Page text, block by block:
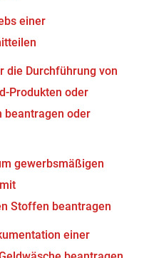
einer
die Durchführung von
Produkten oder
beantragen oder
gewerbsmäßigen
Stoffen beantragen
einer